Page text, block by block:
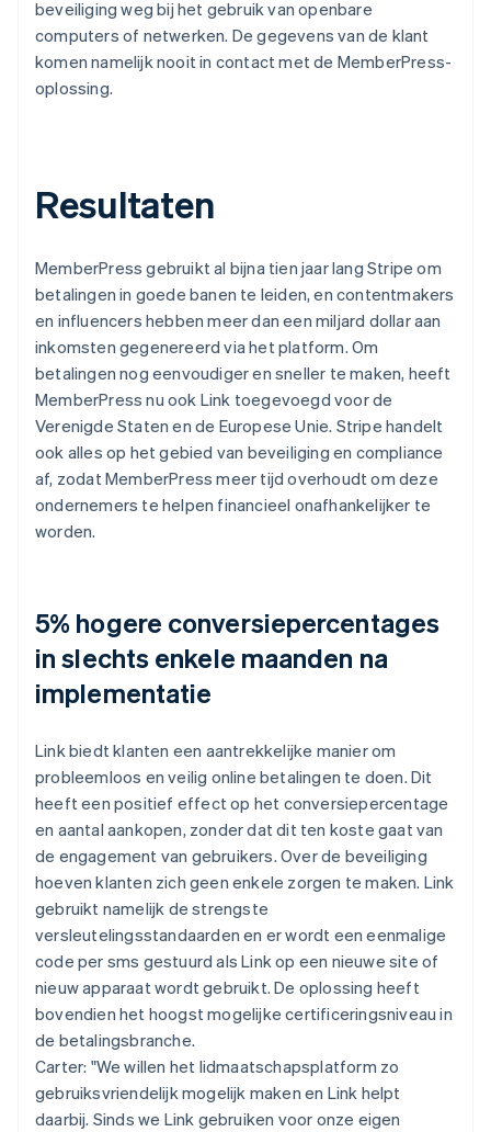
beveiliging weg bij het gebruik van openbare
computers of netwerken. De gegevens van de klant
komen namelijk nooit in contact met de MemberPress-
oplossing.
Resultaten
MemberPress gebruikt al bijna tien jaar lang Stripe om
betalingen in goede banen te leiden, en contentmakers
en influencers hebben meer dan een miljard dollar aan
inkomsten gegenereerd via het platform. Om
betalingen nog eenvoudiger en sneller te maken, heeft
MemberPress nu ook Link toegevoegd voor de
Verenigde Staten en de Europese Unie. Stripe handelt
ook alles op het gebied van beveiliging en compliance
af, zodat MemberPress meer tijd overhoudt om deze
ondernemers te helpen financieel onafhankelijker te
worden.
5% hogere conversiepercentages
in slechts enkele maanden na
implementatie
Link biedt klanten een aantrekkelijke manier om
probleemloos en veilig online betalingen te doen. Dit
heeft een positief effect op het conversiepercentage
en aantal aankopen, zonder dat dit ten koste gaat van
de engagement van gebruikers. Over de beveiliging
hoeven klanten zich geen enkele zorgen te maken. Link
gebruikt namelijk de strengste
versleutelingsstandaarden en er wordt een eenmalige
code per sms gestuurd als Link op een nieuwe site of
nieuw apparaat wordt gebruikt. De oplossing heeft
bovendien het hoogst mogelijke certificeringsniveau in
de betalingsbranche.
Carter: "We willen het lidmaatschapsplatform zo
gebruiksvriendelijk mogelijk maken en Link helpt
daarbij. Sinds we Link gebruiken voor onze eigen